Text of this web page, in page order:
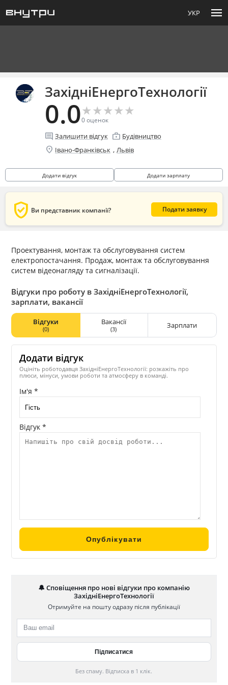
УКР menu
ЗахідніЕнергоТехнології
0.0★
★★
★★
★★
★★
★
0оценок
comment Залишити відгук enterprise Будівництво
location_on Івано-Франківськ , Львів
Додати відгук Додати зарплату
verified_user Ви представник компанії? Подати заявку
Проектування, монтаж та обслуговування систем
електропостачання. Продаж, монтаж та обслуговування
систем відеонагляду та сигналізації.
Відгуки про роботу в ЗахідніЕнергоТехнології,
зарплати, вакансії
Відгуки
(0)
Вакансії
(3) Зарплати
Додати відгук
Оцініть роботодавця ЗахідніЕнергоТехнології: розкажіть про
плюси, мінуси, умови роботи та атмосферу в команді.
Ім'я *
Відгук *
🔔 Сповіщення про нові відгуки про компанію
ЗахідніЕнергоТехнології
Отримуйте на пошту одразу після публікації
Без спаму. Відписка в 1 клік.